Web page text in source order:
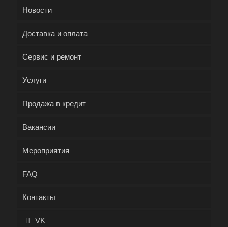
Новости
Доставка и оплата
Сервис и ремонт
Услуги
Продажа в кредит
Вакансии
Мероприятия
FAQ
Контакты
VK